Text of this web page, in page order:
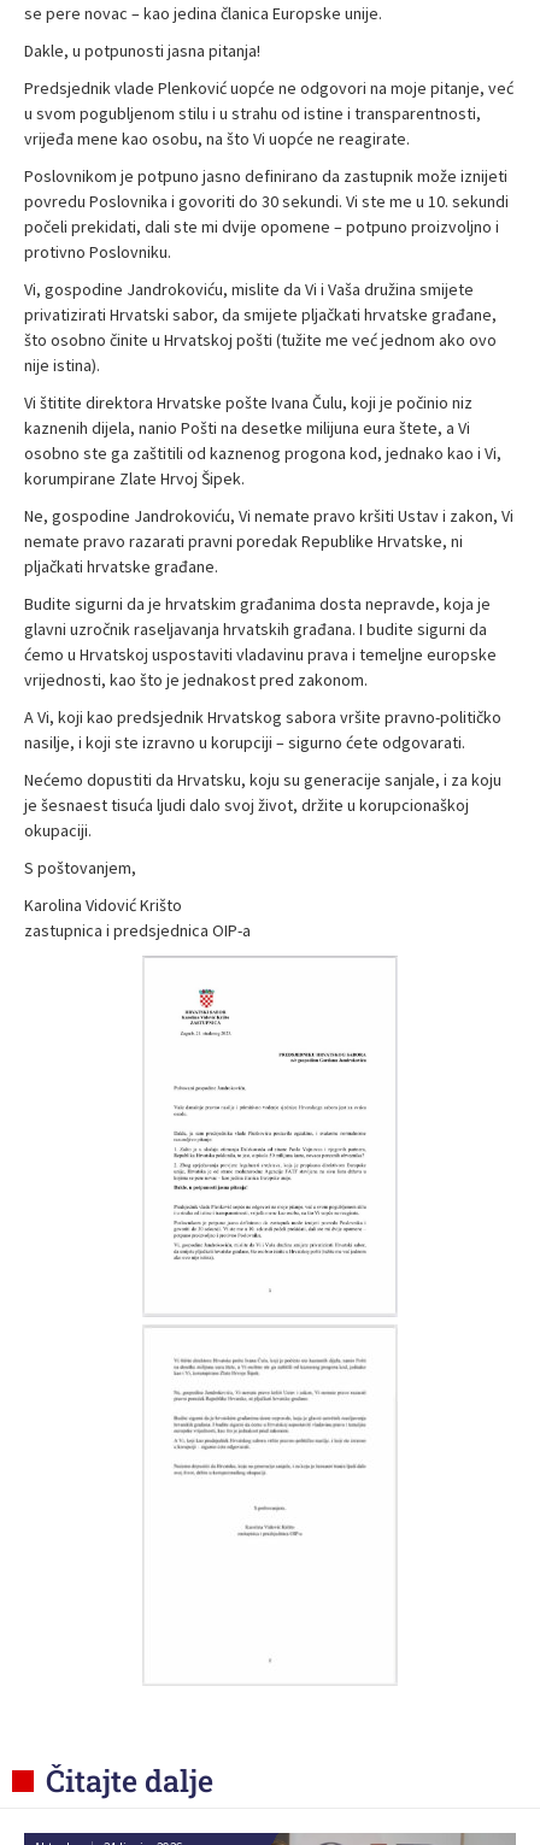
se pere novac – kao jedina članica Europske unije.
Dakle, u potpunosti jasna pitanja!
Predsjednik vlade Plenković uopće ne odgovori na moje pitanje, već
u svom pogubljenom stilu i u strahu od istine i transparentnosti,
vrijeđa mene kao osobu, na što Vi uopće ne reagirate.
Poslovnikom je potpuno jasno definirano da zastupnik može iznijeti
povredu Poslovnika i govoriti do 30 sekundi. Vi ste me u 10. sekundi
počeli prekidati, dali ste mi dvije opomene – potpuno proizvoljno i
protivno Poslovniku.
Vi, gospodine Jandrokoviću, mislite da Vi i Vaša družina smijete
privatizirati Hrvatski sabor, da smijete pljačkati hrvatske građane,
što osobno činite u Hrvatskoj pošti (tužite me već jednom ako ovo
nije istina).
Vi štitite direktora Hrvatske pošte Ivana Čulu, koji je počinio niz
kaznenih dijela, nanio Pošti na desetke milijuna eura štete, a Vi
osobno ste ga zaštitili od kaznenog progona kod, jednako kao i Vi,
korumpirane Zlate Hrvoj Šipek.
Ne, gospodine Jandrokoviću, Vi nemate pravo kršiti Ustav i zakon, Vi
nemate pravo razarati pravni poredak Republike Hrvatske, ni
pljačkati hrvatske građane.
Budite sigurni da je hrvatskim građanima dosta nepravde, koja je
glavni uzročnik raseljavanja hrvatskih građana. I budite sigurni da
ćemo u Hrvatskoj uspostaviti vladavinu prava i temeljne europske
vrijednosti, kao što je jednakost pred zakonom.
A Vi, koji kao predsjednik Hrvatskog sabora vršite pravno-političko
nasilje, i koji ste izravno u korupciji – sigurno ćete odgovarati.
Nećemo dopustiti da Hrvatsku, koju su generacije sanjale, i za koju
je šesnaest tisuća ljudi dalo svoj život, držite u korupcionaškoj
okupaciji.
S poštovanjem,
Karolina Vidović Krišto
zastupnica i predsjednica OIP-a
Čitajte dalje